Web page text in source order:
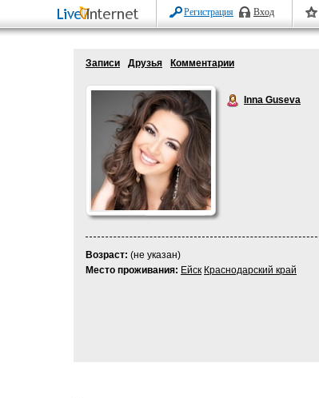
Регистрация Вход
Записи Друзья Комментарии
Inna Guseva
Возраст: (не указан)
Место проживания: Ейск Краснодарский край